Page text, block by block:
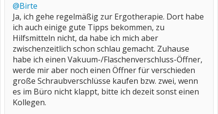
@Birte
Ja, ich gehe regelmäßig zur Ergotherapie. Dort habe
ich auch einige gute Tipps bekommen, zu
Hilfsmitteln nicht, da habe ich mich aber
zwischenzeitlich schon schlau gemacht. Zuhause
habe ich einen Vakuum-/Flaschenverschluss-Öffner,
werde mir aber noch einen Öffner für verschieden
große Schraubverschlüsse kaufen bzw. zwei, wenn
es im Büro nicht klappt, bitte ich dezeit sonst einen
Kollegen.